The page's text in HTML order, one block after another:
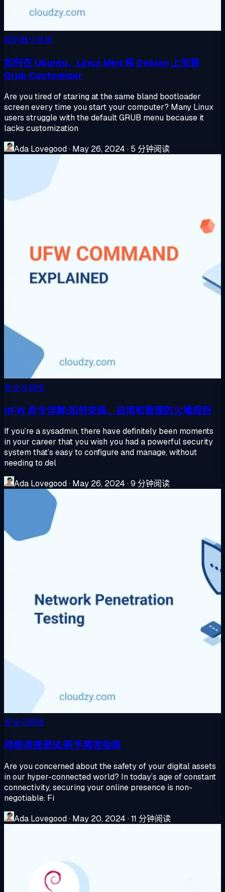
服务器与系统
如何在 Ubuntu、Linux Mint 和 Debian 上安装
Grub Customizer
Are you tired of staring at the same bland bootloader
screen every time you start your computer? Many Linux
users struggle with the default GRUB menu because it
lacks customization
Ada Lovegood· May 26, 2024 · 5 分钟阅读
安全与网络
UFW 命令详解:如何安装、启用和管理防火墙规则
If you’re a sysadmin, there have definitely been moments
in your career that you wish you had a powerful security
system that’s easy to configure and manage, without
needing to del
Ada Lovegood· May 26, 2024 ·9 分钟阅读
安全与网络
网络渗透测试:新手黑客指南
Are you concerned about the safety of your digital assets
in our hyper-connected world? In today’s age of constant
connectivity, securing your online presence is non-
negotiable. Fi
Ada Lovegood· May 20, 2024 ·11 分钟阅读